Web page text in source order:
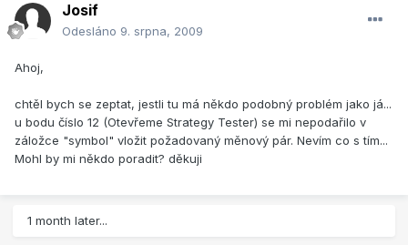
Josif
Odesláno 9. srpna, 2009
Ahoj,
chtěl bych se zeptat, jestli tu má někdo podobný problém jako já...
u bodu číslo 12 (Otevřeme Strategy Tester) se mi nepodařilo v
záložce "symbol" vložit požadovaný měnový pár. Nevím co s tím...
Mohl by mi někdo poradit? děkuji
1 month later...